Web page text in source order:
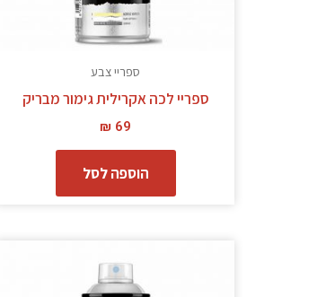
ספריי צבע
ספריי לכה אקרילית גימור מבריק
₪ 69
הוספה לסל